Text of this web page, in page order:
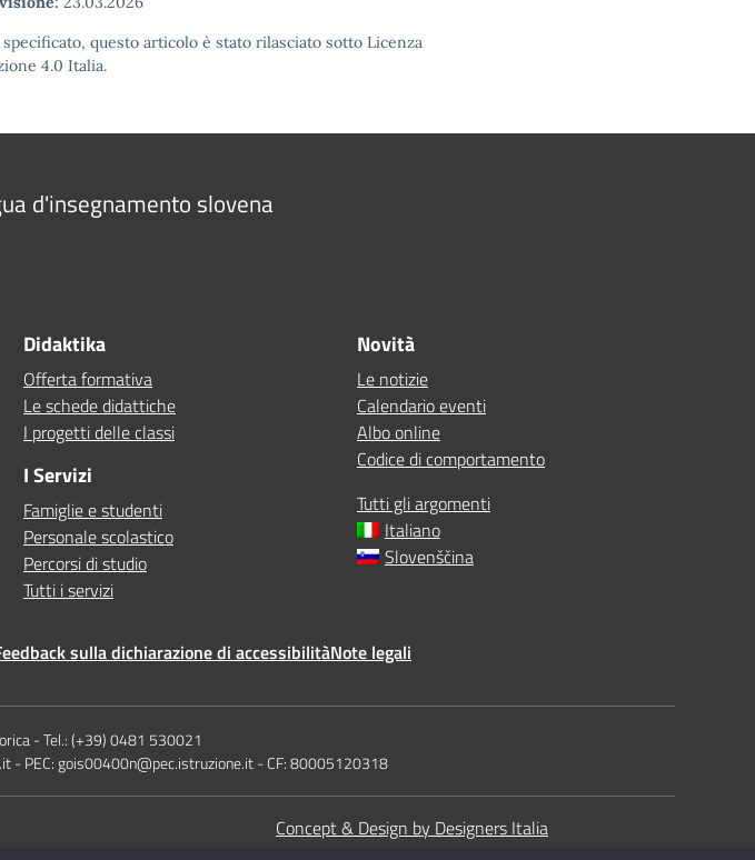
questo articolo è stato rilasciato sotto Licenza
4.0 Italia.
d'insegnamento slovena
Didaktika
Offerta formativa
Le schede didattiche
I progetti delle classi
I Servizi
Famiglie e studenti
Personale scolastico
Percorsi di studio
Tutti i servizi
Novità
Le notizie
Calendario eventi
Albo online
Codice di comportamento
Tutti gli argomenti
Italiano
Slovenščina
sulla dichiarazione di accessibilitàNote legali
- Tel.: (+39) 0481 530021
PEC: gois00400n@pec.istruzione.it - CF: 80005120318
Concept & Design by Designers Italia